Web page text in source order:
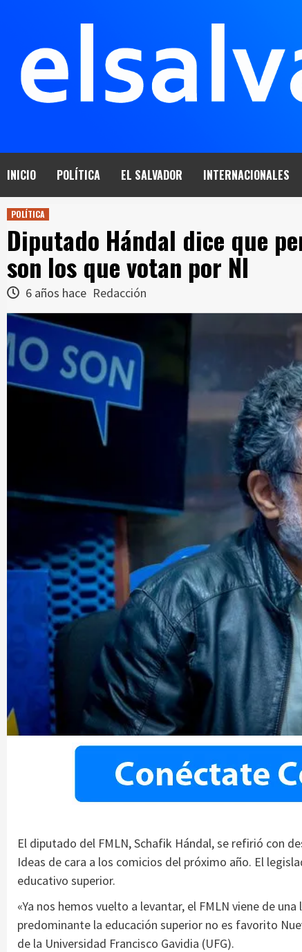
INICIO POLÍTICA EL SALVADOR INTERNACIONALES
POLÍTICA
Diputado Hándal dice que
son los que votan por NI
6 años hace Redacción
El diputado del FMLN, Schafik Hándal, se refirió con
Ideas de cara a los comicios del próximo año. El
educativo superior.
«Ya nos hemos vuelto a levantar, el FMLN viene de
predominante la educación superior no es favorito
de la Universidad Francisco Gavidia (UFG).